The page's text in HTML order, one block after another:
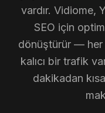
vardır. Vidiome,
SEO için
dönüştürür — her
kalıcı bir trafik
dakikadan